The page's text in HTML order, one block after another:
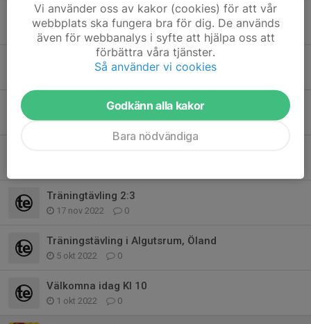
Gradering! Shimsa!
7 maj, 13:30 0
Träna för Hanna!
8 feb, 12:18 0
Träningtävling 2:3
17 nov 2022 0
Träningstävling i Algutsrum, Öland
5 okt 2022 0
Välkomna idag Kl 10
1 okt 2022 0
Vi använder oss av kakor (cookies) för att vår
webbplats ska fungera bra för dig. De används
även för webbanalys i syfte att hjälpa oss att
förbättra våra tjänster.
Så använder vi cookies
Godkänn alla kakor
Bara nödvändiga